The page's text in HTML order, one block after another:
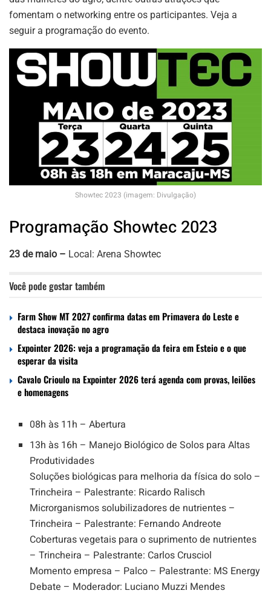
fomentam o networking entre os participantes. Veja a
seguir a programação do evento.
Showtec 2023 (imagem: Divulgação)
Programação Showtec 2023
23 de maio – Local: Arena Showtec
Você pode gostar também
Farm Show MT 2027 confirma datas em Primavera do Leste e
destaca inovação no agro
Expointer 2026: veja a programação da feira em Esteio e o que
esperar da visita
Cavalo Crioulo na Expointer 2026 terá agenda com provas, leilões
e homenagens
08h às 11h – Abertura
13h às 16h – Manejo Biológico de Solos para Altas
Produtividades
Soluções biológicas para melhoria da física do solo –
Trincheira – Palestrante: Ricardo Ralisch
Microrganismos solubilizadores de nutrientes –
Trincheira – Palestrante: Fernando Andreote
Coberturas vegetais para o suprimento de nutrientes
– Trincheira – Palestrante: Carlos Crusciol
Momento empresa – Palco – Palestrante: MS Energy
Debate – Moderador: Luciano Muzzi Mendes